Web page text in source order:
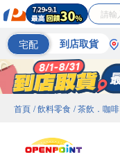
宅配 到店取貨
首頁 / 飲料零食 / 茶飲．咖啡